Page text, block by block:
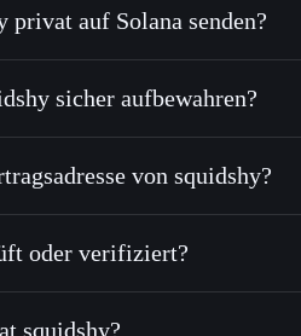
SQY gegen SOL, USDC oder
nutzen – Schritt für Schritt per
SQY, ohne Wallets öffentlich
privat auf Solana senden?
Privacy
sicher aufbewahren?
Privacy Aggregator
von squidshy?
squidshy
oder verifiziert?
derzeit nicht
squidshy?